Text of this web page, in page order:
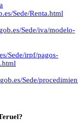
Sede/Renta.html
Sede/iva/modelo-
Sede/irpf/pagos-
Sede/